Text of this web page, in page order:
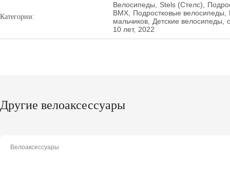
Категории:
Велосипеды Stels (Стелс)
BMX
Подростковые велосипеды
мальчиков
Детские велосипеды
10 лет, 2022
Другие велоаксессуары
Велоаксессуары